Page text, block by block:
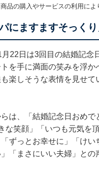
品の購入やサービスの利用によ
にますますそっくり
22日は3回目の結婚記念
を手に満面の笑みを浮
楽しそうな表情を見せ
は、「結婚記念日おめ
な笑顔」「いつも元気を
ずっとお幸せに」「け
「まさにいい夫婦」との